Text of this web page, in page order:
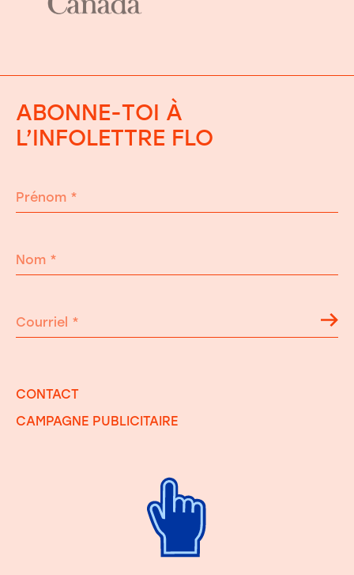
ABONNE-TOI À
L’INFOLETTRE FLO
Prénom *
Nom *
Courriel *
CONTACT
CAMPAGNE PUBLICITAIRE